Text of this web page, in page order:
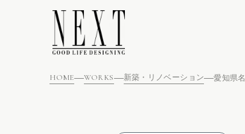
HOME WORKS 新築・リノベーション